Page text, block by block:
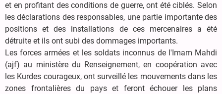
et en profitant des conditions de guerre, ont été ciblés. Selon
les déclarations des responsables, une partie importante des
positions et des installations de ces mercenaires a été
détruite et ils ont subi des dommages importants.
Les forces armées et les soldats inconnus de l'Imam Mahdi
(ajf) au ministère du Renseignement, en coopération avec
les Kurdes courageux, ont surveillé les mouvements dans les
zones frontalières du pays et feront échouer les plans